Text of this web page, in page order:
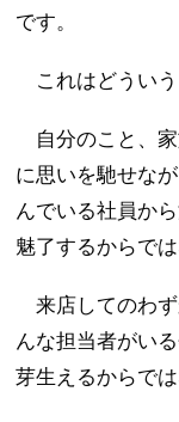
です。
これはどうい
自分のこと、
に思いを馳せな
んでいる社員か
魅了するからで
来店してのわ
んな担当者がい
芽生えるからで